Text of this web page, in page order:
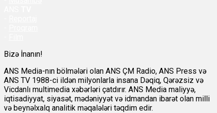
Bizə İnanın!
ANS Media-nın bölmələri olan ANS ÇM Radio, ANS Press və
ANS TV 1988-ci ildən milyonlarla insana Dəqiq, Qərəzsiz və
Vicdanlı multimedia xəbərləri çatdırır. ANS Media maliyyə,
iqtisadiyyat, siyasət, mədəniyyət və idmandan ibarət olan milli
və beynəlxalq analitik məqalələri təqdim edir.